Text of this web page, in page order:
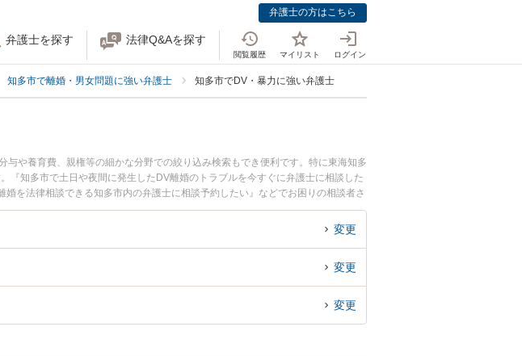
弁護士の方はこちら
弁護士を探す 法律Q&Aを探す
閲覧履歴 マイリスト ログイン
知多市で離婚・男女問題に強い弁護士 知多市でDV・暴力に強い弁護士
や養育費、親権等の細かな分野での絞り込み検索もでき便利です。特に東海知多
『知多市で土日や夜間に発生したDV離婚のトラブルを今すぐに弁護士に相談した
を法律相談できる知多市内の弁護士に相談予約したい』などでお困りの相談者さ
変更
変更
変更